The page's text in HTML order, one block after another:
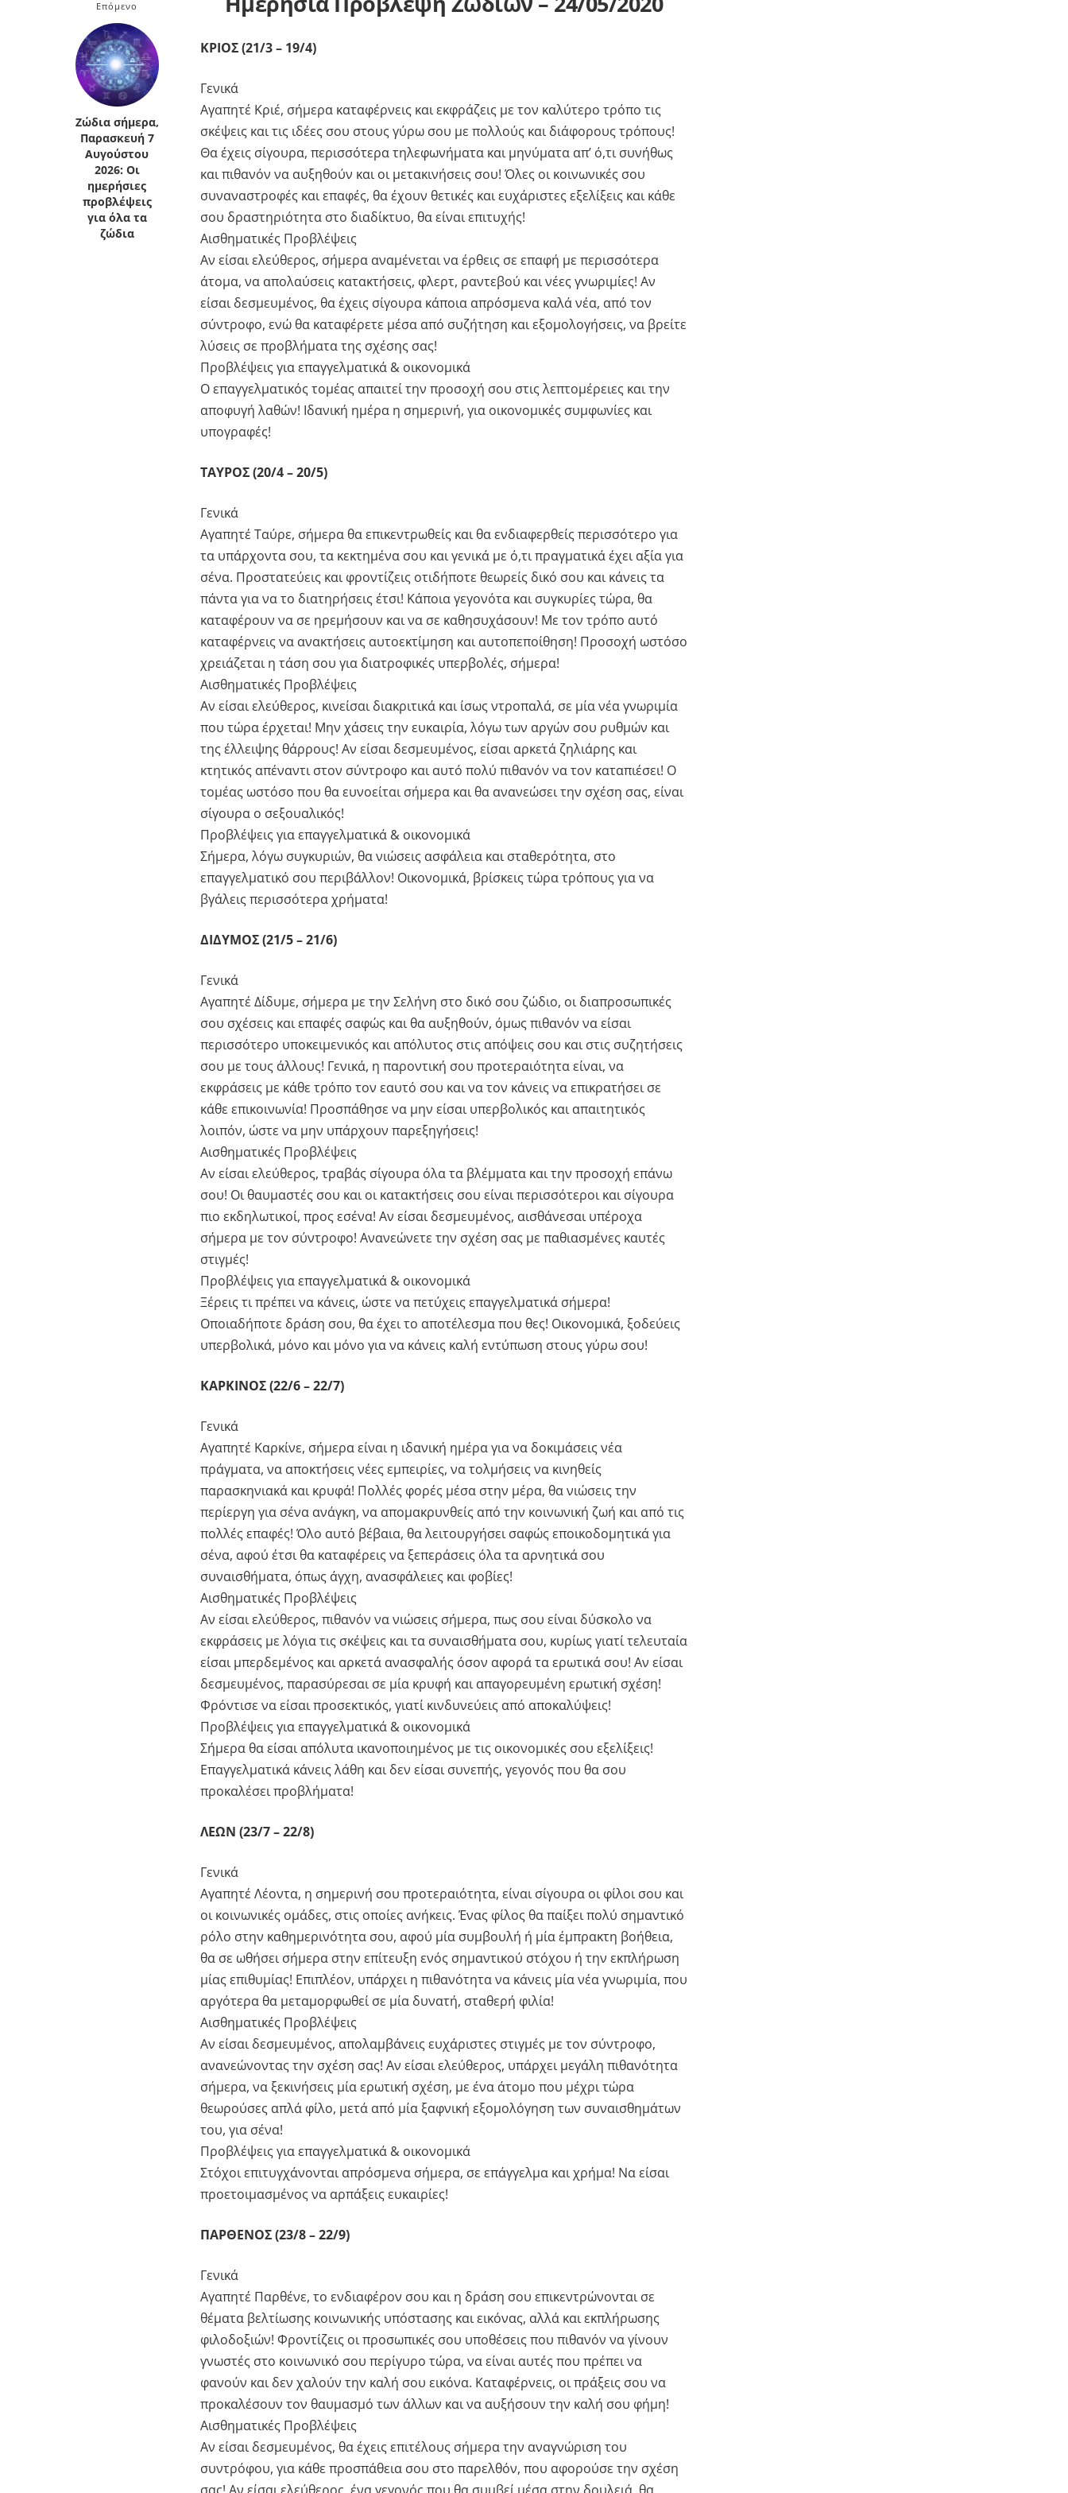
Κρήτη
Κυκλάδες
Πελοπόννησος
Πελοπόννησος
Επόμενο
Ζώδια σήμερα,
Παρασκευή 7
Αυγούστου
2026: Οι
ημερήσιες
προβλέψεις
για όλα τα
ζώδια
ΚΡΙΟΣ (21/3 – 19/4)
Γενικά
Αγαπητέ Κριέ, σήμερα καταφέρνεις και εκφράζεις με τον καλύτερο τρόπο τις
σκέψεις και τις ιδέες σου στους γύρω σου με πολλούς και διάφορους τρόπους!
Θα έχεις σίγουρα, περισσότερα τηλεφωνήματα και μηνύματα απ’ ό,τι συνήθως
και πιθανόν να αυξηθούν και οι μετακινήσεις σου! Όλες οι κοινωνικές σου
συναναστροφές και επαφές, θα έχουν θετικές και ευχάριστες εξελίξεις και κάθε
σου δραστηριότητα στο διαδίκτυο, θα είναι επιτυχής!
Αισθηματικές Προβλέψεις
Αν είσαι ελεύθερος, σήμερα αναμένεται να έρθεις σε επαφή με περισσότερα
άτομα, να απολαύσεις κατακτήσεις, φλερτ, ραντεβού και νέες γνωριμίες! Αν
είσαι δεσμευμένος, θα έχεις σίγουρα κάποια απρόσμενα καλά νέα, από τον
σύντροφο, ενώ θα καταφέρετε μέσα από συζήτηση και εξομολογήσεις, να βρείτε
λύσεις σε προβλήματα της σχέσης σας!
Προβλέψεις για επαγγελματικά & οικονομικά
Ο επαγγελματικός τομέας απαιτεί την προσοχή σου στις λεπτομέρειες και την
αποφυγή λαθών! Ιδανική ημέρα η σημερινή, για οικονομικές συμφωνίες και
υπογραφές!
ΤΑΥΡΟΣ (20/4 – 20/5)
Γενικά
Αγαπητέ Ταύρε, σήμερα θα επικεντρωθείς και θα ενδιαφερθείς περισσότερο για
τα υπάρχοντα σου, τα κεκτημένα σου και γενικά με ό,τι πραγματικά έχει αξία για
σένα. Προστατεύεις και φροντίζεις οτιδήποτε θεωρείς δικό σου και κάνεις τα
πάντα για να το διατηρήσεις έτσι! Κάποια γεγονότα και συγκυρίες τώρα, θα
καταφέρουν να σε ηρεμήσουν και να σε καθησυχάσουν! Με τον τρόπο αυτό
καταφέρνεις να ανακτήσεις αυτοεκτίμηση και αυτοπεποίθηση! Προσοχή ωστόσο
χρειάζεται η τάση σου για διατροφικές υπερβολές, σήμερα!
Αισθηματικές Προβλέψεις
Αν είσαι ελεύθερος, κινείσαι διακριτικά και ίσως ντροπαλά, σε μία νέα γνωριμία
που τώρα έρχεται! Μην χάσεις την ευκαιρία, λόγω των αργών σου ρυθμών και
της έλλειψης θάρρους! Αν είσαι δεσμευμένος, είσαι αρκετά ζηλιάρης και
κτητικός απέναντι στον σύντροφο και αυτό πολύ πιθανόν να τον καταπιέσει! Ο
τομέας ωστόσο που θα ευνοείται σήμερα και θα ανανεώσει την σχέση σας, είναι
σίγουρα ο σεξουαλικός!
Προβλέψεις για επαγγελματικά & οικονομικά
Σήμερα, λόγω συγκυριών, θα νιώσεις ασφάλεια και σταθερότητα, στο
επαγγελματικό σου περιβάλλον! Οικονομικά, βρίσκεις τώρα τρόπους για να
βγάλεις περισσότερα χρήματα!
ΔΙΔΥΜΟΣ (21/5 – 21/6)
Γενικά
Αγαπητέ Δίδυμε, σήμερα με την Σελήνη στο δικό σου ζώδιο, οι διαπροσωπικές
σου σχέσεις και επαφές σαφώς και θα αυξηθούν, όμως πιθανόν να είσαι
περισσότερο υποκειμενικός και απόλυτος στις απόψεις σου και στις συζητήσεις
σου με τους άλλους! Γενικά, η παροντική σου προτεραιότητα είναι, να
εκφράσεις με κάθε τρόπο τον εαυτό σου και να τον κάνεις να επικρατήσει σε
κάθε επικοινωνία! Προσπάθησε να μην είσαι υπερβολικός και απαιτητικός
λοιπόν, ώστε να μην υπάρχουν παρεξηγήσεις!
Αισθηματικές Προβλέψεις
Αν είσαι ελεύθερος, τραβάς σίγουρα όλα τα βλέμματα και την προσοχή επάνω
σου! Οι θαυμαστές σου και οι κατακτήσεις σου είναι περισσότεροι και σίγουρα
πιο εκδηλωτικοί, προς εσένα! Αν είσαι δεσμευμένος, αισθάνεσαι υπέροχα
σήμερα με τον σύντροφο! Ανανεώνετε την σχέση σας με παθιασμένες καυτές
στιγμές!
Προβλέψεις για επαγγελματικά & οικονομικά
Ξέρεις τι πρέπει να κάνεις, ώστε να πετύχεις επαγγελματικά σήμερα!
Οποιαδήποτε δράση σου, θα έχει το αποτέλεσμα που θες! Οικονομικά, ξοδεύεις
υπερβολικά, μόνο και μόνο για να κάνεις καλή εντύπωση στους γύρω σου!
ΚΑΡΚΙΝΟΣ (22/6 – 22/7)
Γενικά
Αγαπητέ Καρκίνε, σήμερα είναι η ιδανική ημέρα για να δοκιμάσεις νέα
πράγματα, να αποκτήσεις νέες εμπειρίες, να τολμήσεις να κινηθείς
παρασκηνιακά και κρυφά! Πολλές φορές μέσα στην μέρα, θα νιώσεις την
περίεργη για σένα ανάγκη, να απομακρυνθείς από την κοινωνική ζωή και από τις
πολλές επαφές! Όλο αυτό βέβαια, θα λειτουργήσει σαφώς εποικοδομητικά για
σένα, αφού έτσι θα καταφέρεις να ξεπεράσεις όλα τα αρνητικά σου
συναισθήματα, όπως άγχη, ανασφάλειες και φοβίες!
Αισθηματικές Προβλέψεις
Αν είσαι ελεύθερος, πιθανόν να νιώσεις σήμερα, πως σου είναι δύσκολο να
εκφράσεις με λόγια τις σκέψεις και τα συναισθήματα σου, κυρίως γιατί τελευταία
είσαι μπερδεμένος και αρκετά ανασφαλής όσον αφορά τα ερωτικά σου! Αν είσαι
δεσμευμένος, παρασύρεσαι σε μία κρυφή και απαγορευμένη ερωτική σχέση!
Φρόντισε να είσαι προσεκτικός, γιατί κινδυνεύεις από αποκαλύψεις!
Προβλέψεις για επαγγελματικά & οικονομικά
Σήμερα θα είσαι απόλυτα ικανοποιημένος με τις οικονομικές σου εξελίξεις!
Επαγγελματικά κάνεις λάθη και δεν είσαι συνεπής, γεγονός που θα σου
προκαλέσει προβλήματα!
ΛΕΩΝ (23/7 – 22/8)
Γενικά
Αγαπητέ Λέοντα, η σημερινή σου προτεραιότητα, είναι σίγουρα οι φίλοι σου και
οι κοινωνικές ομάδες, στις οποίες ανήκεις. Ένας φίλος θα παίξει πολύ σημαντικό
ρόλο στην καθημερινότητα σου, αφού μία συμβουλή ή μία έμπρακτη βοήθεια,
θα σε ωθήσει σήμερα στην επίτευξη ενός σημαντικού στόχου ή την εκπλήρωση
μίας επιθυμίας! Επιπλέον, υπάρχει η πιθανότητα να κάνεις μία νέα γνωριμία, που
αργότερα θα μεταμορφωθεί σε μία δυνατή, σταθερή φιλία!
Αισθηματικές Προβλέψεις
Αν είσαι δεσμευμένος, απολαμβάνεις ευχάριστες στιγμές με τον σύντροφο,
ανανεώνοντας την σχέση σας! Αν είσαι ελεύθερος, υπάρχει μεγάλη πιθανότητα
σήμερα, να ξεκινήσεις μία ερωτική σχέση, με ένα άτομο που μέχρι τώρα
θεωρούσες απλά φίλο, μετά από μία ξαφνική εξομολόγηση των συναισθημάτων
του, για σένα!
Προβλέψεις για επαγγελματικά & οικονομικά
Στόχοι επιτυγχάνονται απρόσμενα σήμερα, σε επάγγελμα και χρήμα! Να είσαι
προετοιμασμένος να αρπάξεις ευκαιρίες!
ΠΑΡΘΕΝΟΣ (23/8 – 22/9)
Γενικά
Αγαπητέ Παρθένε, το ενδιαφέρον σου και η δράση σου επικεντρώνονται σε
θέματα βελτίωσης κοινωνικής υπόστασης και εικόνας, αλλά και εκπλήρωσης
φιλοδοξιών! Φροντίζεις οι προσωπικές σου υποθέσεις που πιθανόν να γίνουν
γνωστές στο κοινωνικό σου περίγυρο τώρα, να είναι αυτές που πρέπει να
φανούν και δεν χαλούν την καλή σου εικόνα. Καταφέρνεις, οι πράξεις σου να
προκαλέσουν τον θαυμασμό των άλλων και να αυξήσουν την καλή σου φήμη!
Αισθηματικές Προβλέψεις
Αν είσαι δεσμευμένος, θα έχεις επιτέλους σήμερα την αναγνώριση του
συντρόφου, για κάθε προσπάθεια σου στο παρελθόν, που αφορούσε την σχέση